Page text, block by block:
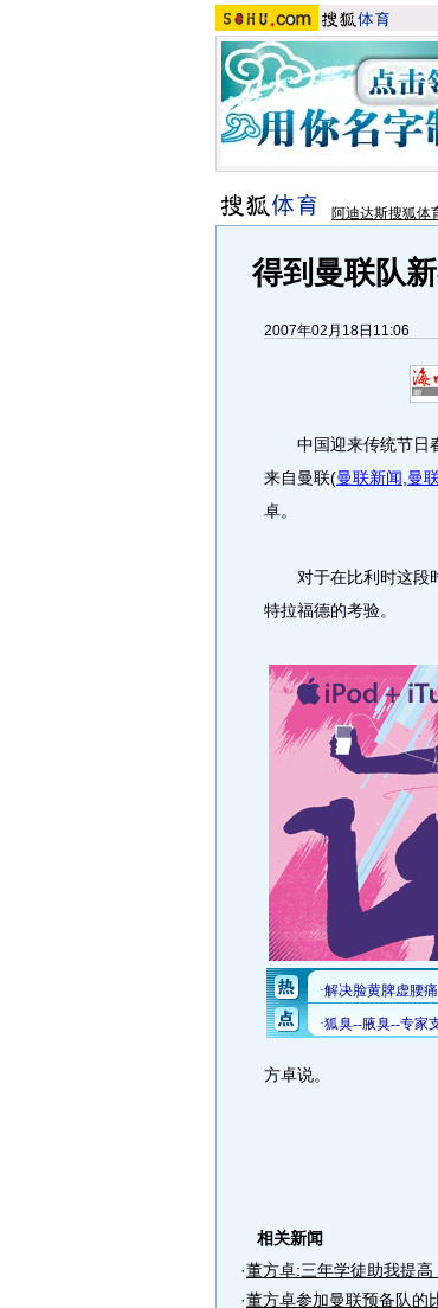
阿迪达斯搜狐体
得到曼联队
2007年02月18日11:06
中国迎来传统节日
来自曼联(曼联新闻 曼
卓。
对于在比利时这段时
特拉福德的考验。
方卓说。
相关新闻
·董方卓:三年学徒助我提
·董方卓参加曼联预备队的